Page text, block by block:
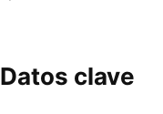
Datos clave